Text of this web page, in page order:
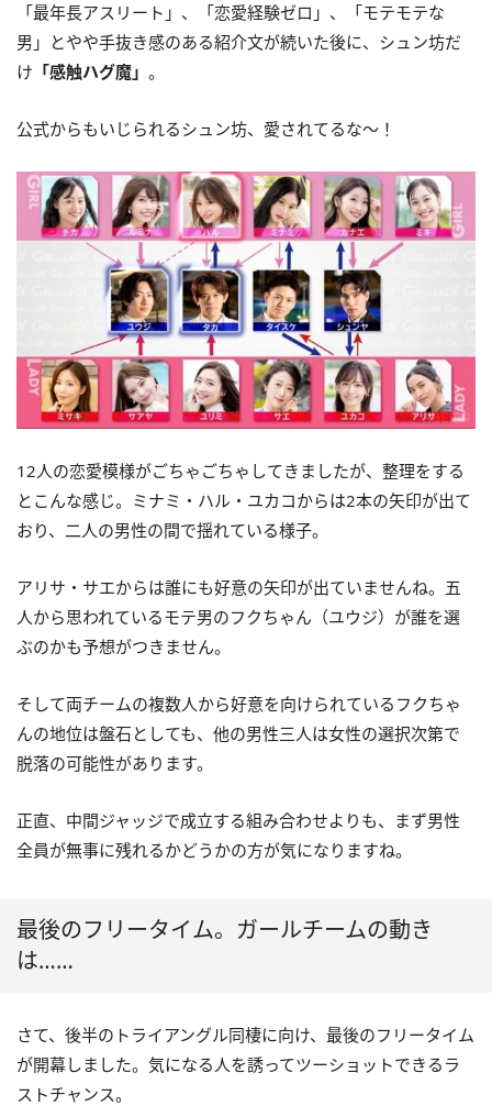
「最年長アスリート」、「恋愛経験ゼロ」、「モテモテな
男」とやや手抜き感のある紹介文が続いた後に、シュン坊だ
け 「感触ハグ魔」 。
公式からもいじられるシュン坊、愛されてるな〜！
12人の恋愛模様がごちゃごちゃしてきましたが、整理をする
とこんな感じ。ミナミ・ハル・ユカコからは2本の矢印が出て
おり、二人の男性の間で揺れている様子。
アリサ・サエからは誰にも好意の矢印が出ていませんね。五
人から思われているモテ男のフクちゃん（ユウジ）が誰を選
ぶのかも予想がつきません。
そして両チームの複数人から好意を向けられているフクちゃ
んの地位は盤石としても、他の男性三人は女性の選択次第で
脱落の可能性があります。
正直、中間ジャッジで成立する組み合わせよりも、まず男性
全員が無事に残れるかどうかの方が気になりますね。
最後のフリータイム。ガールチームの動き
は……
さて、後半のトライアングル同棲に向け、最後のフリータイム
が開幕しました。気になる人を誘ってツーショットできるラ
ストチャンス。